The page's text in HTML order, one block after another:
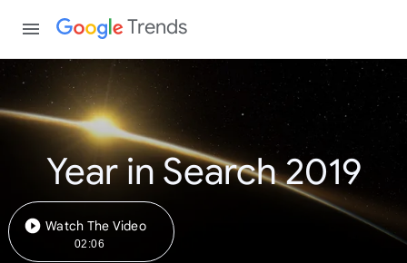
Trends
Year in Search 2019
Watch The Video
02:06